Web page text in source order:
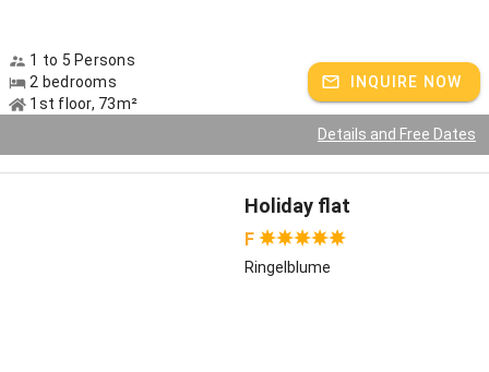
In der Natur daHEIM
Host speaks:German
1 to 5 Persons
2 bedrooms
1st floor, 73m²
INQUIRE NOW
Details and Free Dates
Holiday flat
F
Ringelblume